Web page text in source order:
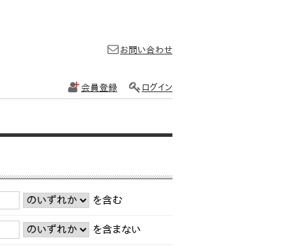
お問い合わせ
会員登録 ログイン
を含む
を含まない